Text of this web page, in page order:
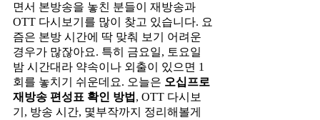
면서 본방송을 놓친 분들이 재방송과
OTT 다시보기를 많이 찾고 있습니다. 요
즘은 본방 시간에 딱 맞춰 보기 어려운
경우가 많잖아요. 특히 금요일, 토요일
밤 시간대라 약속이나 외출이 있으면 1
회를 놓치기 쉬운데요. 오늘은 오십프로
재방송 편성표 확인 방법 , OTT 다시보
기, 방송 시간, 몇부작까지 정리해볼게